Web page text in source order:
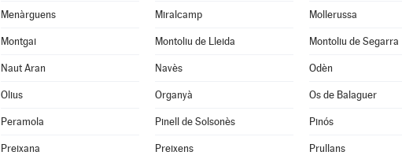
Menàrguens Miralcamp Mollerussa
Montgai Montoliu de Lleida Montoliu de Segarra
Naut Aran Navès Odèn
Olius Organyà Os de Balaguer
Peramola Pinell de Solsonès Pinós
Preixana Preixens Prullans